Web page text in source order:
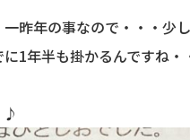
一昨年の事なので・・・
1年半も掛かるんですね・